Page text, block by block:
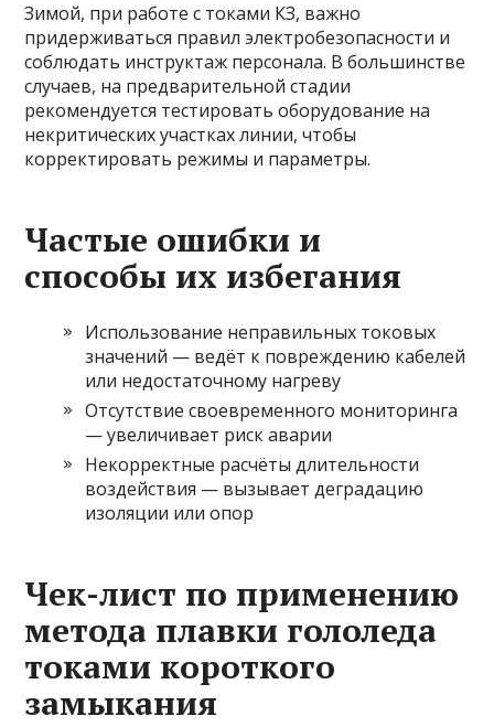
Зимой, при работе с токами КЗ, важно
придерживаться правил электробезопасности и
соблюдать инструктаж персонала. В большинстве
случаев, на предварительной стадии
рекомендуется тестировать оборудование на
некритических участках линии, чтобы
корректировать режимы и параметры.
Частые ошибки и
способы их избегания
Использование неправильных токовых
значений — ведёт к повреждению кабелей
или недостаточному нагреву
Отсутствие своевременного мониторинга
— увеличивает риск аварии
Некорректные расчёты длительности
воздействия — вызывает деградацию
изоляции или опор
Чек-лист по применению
метода плавки гололеда
токами короткого
замыкания